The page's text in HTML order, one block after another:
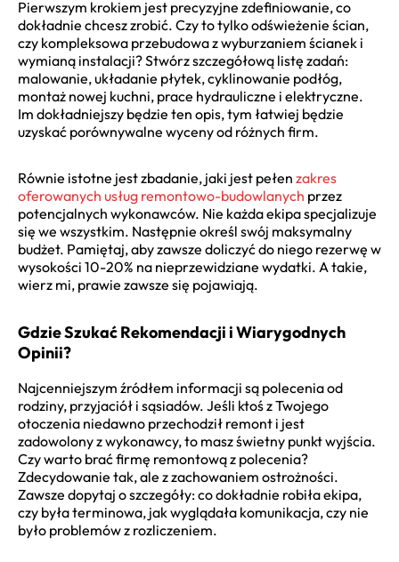
Pierwszym krokiem jest precyzyjne zdefiniowanie, co
dokładnie chcesz zrobić. Czy to tylko odświeżenie ścian,
czy kompleksowa przebudowa z wyburzaniem ścianek i
wymianą instalacji? Stwórz szczegółową listę zadań:
malowanie, układanie płytek, cyklinowanie podłóg,
montaż nowej kuchni, prace hydrauliczne i elektryczne.
Im dokładniejszy będzie ten opis, tym łatwiej będzie
uzyskać porównywalne wyceny od różnych firm.
Równie istotne jest zbadanie, jaki jest pełen zakres
oferowanych usług remontowo-budowlanych przez
potencjalnych wykonawców. Nie każda ekipa specjalizuje
się we wszystkim. Następnie określ swój maksymalny
budżet. Pamiętaj, aby zawsze doliczyć do niego rezerwę w
wysokości 10-20% na nieprzewidziane wydatki. A takie,
wierz mi, prawie zawsze się pojawiają.
Gdzie Szukać Rekomendacji i Wiarygodnych
Opinii?
Najcenniejszym źródłem informacji są polecenia od
rodziny, przyjaciół i sąsiadów. Jeśli ktoś z Twojego
otoczenia niedawno przechodził remont i jest
zadowolony z wykonawcy, to masz świetny punkt wyjścia.
Czy warto brać firmę remontową z polecenia?
Zdecydowanie tak, ale z zachowaniem ostrożności.
Zawsze dopytaj o szczegóły: co dokładnie robiła ekipa,
czy była terminowa, jak wyglądała komunikacja, czy nie
było problemów z rozliczeniem.